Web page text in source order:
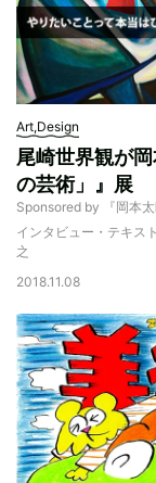
Art,Design
尾崎世界観が
の芸術」』展
Sponsored by 『岡本
インタビュー・テキス
之
2018.11.08